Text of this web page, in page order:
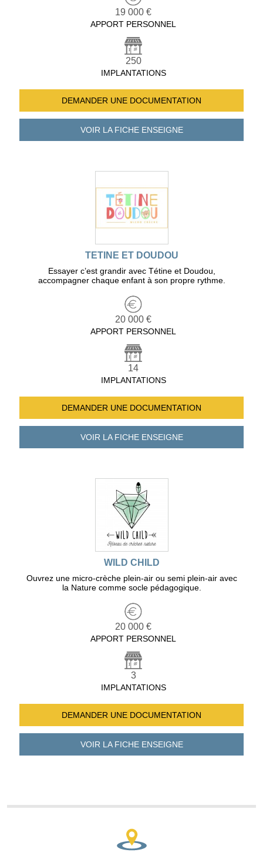
19 000 €
APPORT PERSONNEL
250
IMPLANTATIONS
DEMANDER UNE DOCUMENTATION
VOIR LA FICHEENSEIGNE
TETINE ET DOUDOU
Essayer c’est grandir avec Tétine et Doudou,
accompagner chaque enfant à son propre rythme.
20 000 €
APPORT PERSONNEL
14
IMPLANTATIONS
DEMANDER UNE DOCUMENTATION
VOIR LA FICHEENSEIGNE
WILD CHILD
Ouvrez une micro-crèche plein-air ou semi plein-air avec
la Nature comme socle pédagogique.
20 000 €
APPORT PERSONNEL
3
IMPLANTATIONS
DEMANDER UNE DOCUMENTATION
VOIR LA FICHEENSEIGNE